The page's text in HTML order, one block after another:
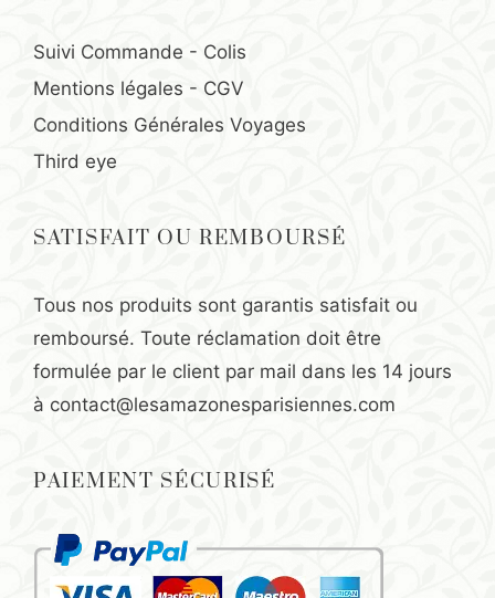
Suivi Commande - Colis
Mentions légales - CGV
Conditions Générales Voyages
Third eye
SATISFAIT OU REMBOURSÉ
Tous nos produits sont garantis satisfait ou
remboursé. Toute réclamation doit être
formulée par le client par mail dans les 14 jours
à contact@lesamazonesparisiennes.com
PAIEMENT SÉCURISÉ